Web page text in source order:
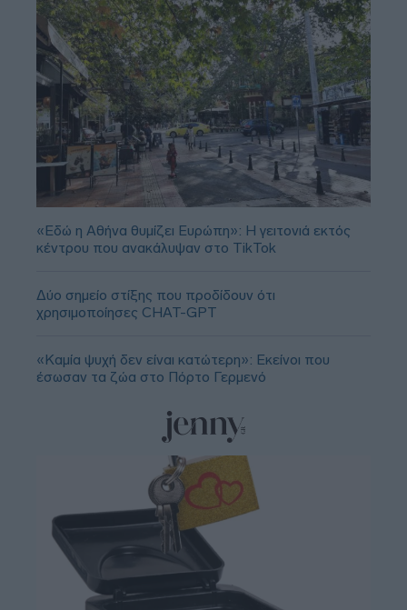
«Εδώ η Αθήνα θυμίζει Ευρώπη»: H γειτονιά εκτός
κέντρου που ανακάλυψαν στο TikTok
Δύο σημείο στίξης που προδίδουν ότι
χρησιμοποίησες CHAT-GPT
«Καμία ψυχή δεν είναι κατώτερη»: Εκείνοι που
έσωσαν τα ζώα στο Πόρτο Γερμενό